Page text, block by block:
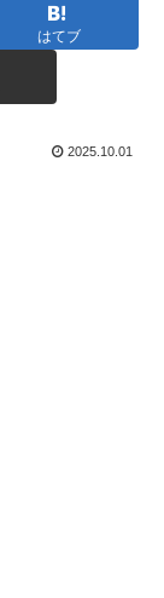
はてブ
2025.10.01